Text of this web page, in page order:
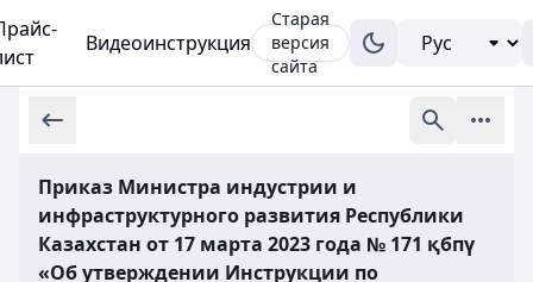
Видеоинструкция
Старая
версия
сайта
Приказ Министра индустрии и
инфраструктурного развития Республики
Казахстан от 17 марта 2023 года № 171 қбпү
«Об утверждении Инструкции по